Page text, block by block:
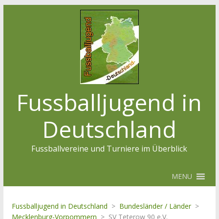
Fussballjugend in
Deutschland
Fussballvereine und Turniere im Überblick
MENU
Fussballjugend in Deutschland > Bundesländer / Länder >
Mecklenburg-Vorpommern > SV Teterow 90 e.V.